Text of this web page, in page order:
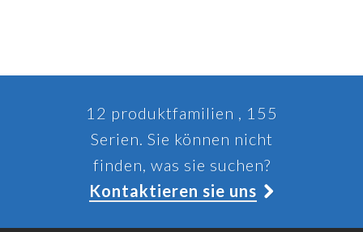
12 produktfamilien , 155
Serien. Sie können nicht
finden, was sie suchen?
Kontaktieren sie uns